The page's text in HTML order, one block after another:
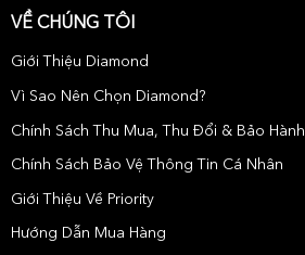
VỀ CHÚNG TÔI
Giới Thiệu Diamond
Vì Sao Nên Chọn Diamond?
Chính Sách Thu Mua, Thu Đổi & Bảo Hành
Chính Sách Bảo Vệ Thông Tin Cá Nhân
Giới Thiệu Về Priority
Hướng Dẫn Mua Hàng